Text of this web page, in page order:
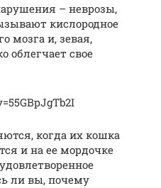
– неврозы,
кислородное
мозга и, зевая,
облегчает свое
когда их кошка
и на ее мордочке
ли вы, почему